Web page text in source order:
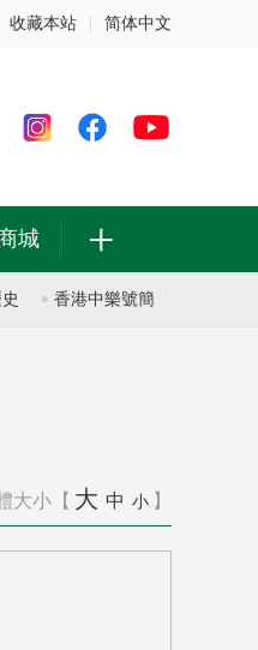
收藏本站 简体中文
城 +
香港中樂號簡介和歷史
大小【 大 中 小 】